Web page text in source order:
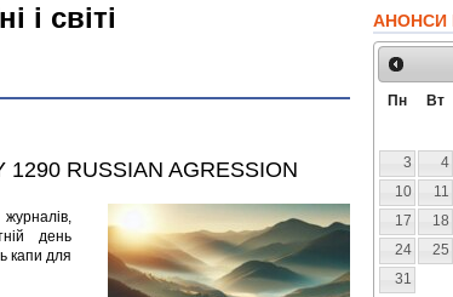
і світі
RUSSIAN AGRESSION
день
капи для
АНОНСИ
Пн Вт
3
4
10
11
17
18
24
25
31